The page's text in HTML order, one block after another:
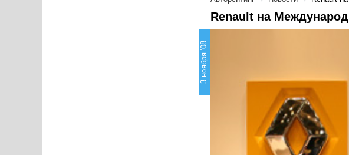
Renault на
3 ноября '08